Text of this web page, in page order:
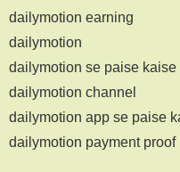
dailymotion earning
dailymotion
dailymotion se paise kaise
dailymotion channel
dailymotion app se paise
dailymotion payment proof